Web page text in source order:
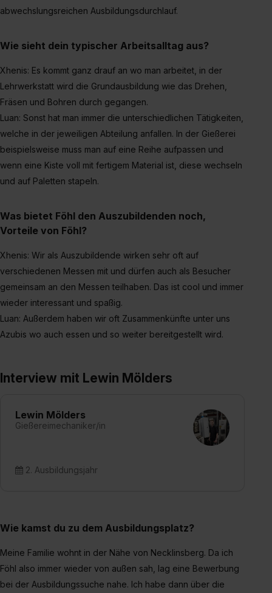
abwechslungsreichen Ausbildungsdurchlauf.
Wie sieht dein typischer Arbeitsalltag aus?
Xhenis: Es kommt ganz drauf an wo man arbeitet, in der
Lehrwerkstatt wird die Grundausbildung wie das Drehen,
Fräsen und Bohren durch gegangen.
Luan: Sonst hat man immer die unterschiedlichen Tätigkeiten,
welche in der jeweiligen Abteilung anfallen. In der Gießerei
beispielsweise muss man auf eine Reihe aufpassen und
wenn eine Kiste voll mit fertigem Material ist, diese wechseln
und auf Paletten stapeln.
Was bietet Föhl den Auszubildenden noch,
Vorteile von Föhl?
Xhenis: Wir als Auszubildende wirken sehr oft auf
verschiedenen Messen mit und dürfen auch als Besucher
gemeinsam an den Messen teilhaben. Das ist cool und immer
wieder interessant und spaßig.
Luan: Außerdem haben wir oft Zusammenkünfte unter uns
Azubis wo auch essen und so weiter bereitgestellt wird.
Interview mit Lewin Mölders
Lewin Mölders
Gießereimechaniker/in
2. Ausbildungsjahr
Wie kamst du zu dem Ausbildungsplatz?
Meine Familie wohnt in der Nähe von Necklinsberg. Da ich
Föhl also immer wieder von außen sah, lag eine Bewerbung
bei der Ausbildungssuche nahe. Ich habe dann über die